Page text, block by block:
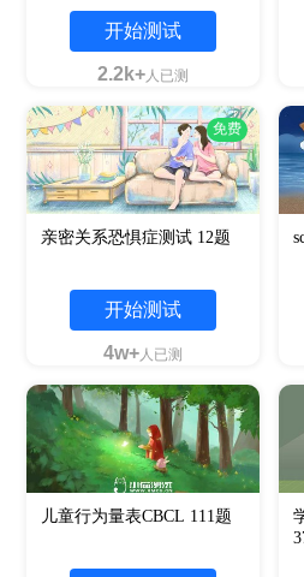
开始测试
2.2k+人已测
免费
亲密关系恐惧症测试 12题
开始测试
4w+人已测
儿童行为量表CBCL 111题